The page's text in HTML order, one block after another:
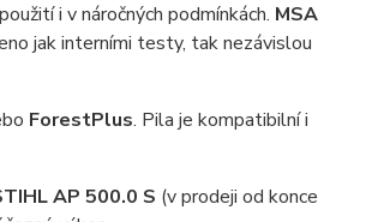
i v náročných podmínkách. MSA
jak interními testy, tak nezávislou
ForestPlus. Pila je kompatibilní i
AP 500.0 S (v prodeji od konce